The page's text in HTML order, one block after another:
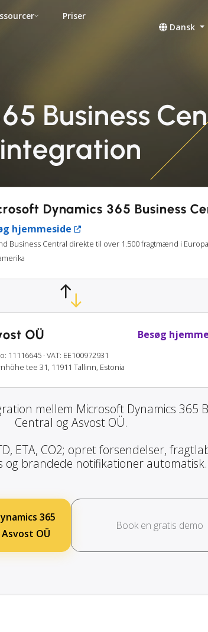
Priser
Dansk
Business
integration
Dynamics 365 Business
hjemmeside
Business Central direkte til over 1.500 fragtmænd i
OÜ Besøg
11116645 · VAT: EE100972931
tee 31, 11911 Tallinn, Estonia
mellem Microsoft Dynamics 365
Central og Asvost OÜ.
ETA, CO2; opret forsendelser,
og brandede notifikationer automatisk.
365
OÜ
Book en gratis demo